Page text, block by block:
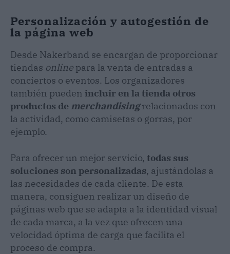
Personalización y autogestión de
la página web
Desde Nakerband se encargan de proporcionar
tiendas online para la venta de entradas a
conciertos o eventos. Los organizadores
también pueden incluir en la tienda otros
productos de merchandising relacionados con
la actividad, como camisetas o gorras, por
ejemplo.
Para ofrecer un mejor servicio, todas sus
soluciones son personalizadas, ajustándolas a
las necesidades de cada cliente. De esta
manera, consiguen realizar un diseño de
páginas web que se adapta a la identidad visual
de cada marca, a la vez que ofrecen una
velocidad óptima de carga que facilita el
proceso de compra.